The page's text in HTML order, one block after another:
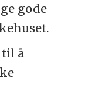
gode
til å